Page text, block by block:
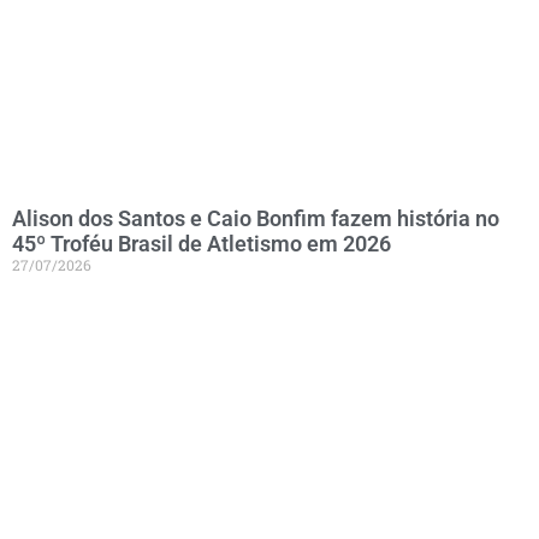
Alison dos Santos e Caio Bonfim fazem história no
45º Troféu Brasil de Atletismo em 2026
27/07/2026